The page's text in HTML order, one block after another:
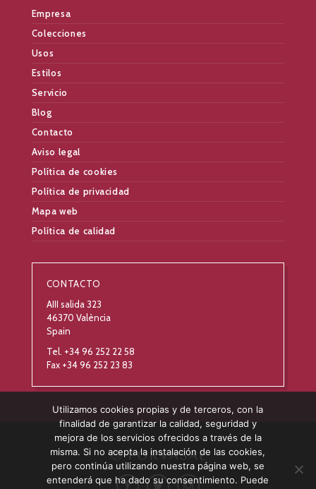
Empresa
Colecciones
Usos
Estilos
Servicio
Blog
Contacto
Aviso legal
Política de cookies
Política de privacidad
Mapa web
Política de calidad
CONTACTO
AIII salida 323
46370 València
Spain
Tel. +34 96 252 22 58
Fax +34 96 252 23 83
Utilizamos cookies propias y de terceros, con la
finalidad de garantizar la calidad, seguridad y
mejora de los servicios ofrecidos a través de la
misma. Si no acepta la instalación de las cookies,
pero continúa utilizando nuestra página web, se
entenderá que ha dado su consentimiento. Puede